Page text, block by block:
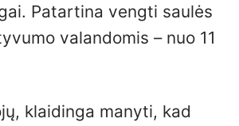
Patartina vengti saulės
valandomis – nuo 11
klaidinga manyti, kad